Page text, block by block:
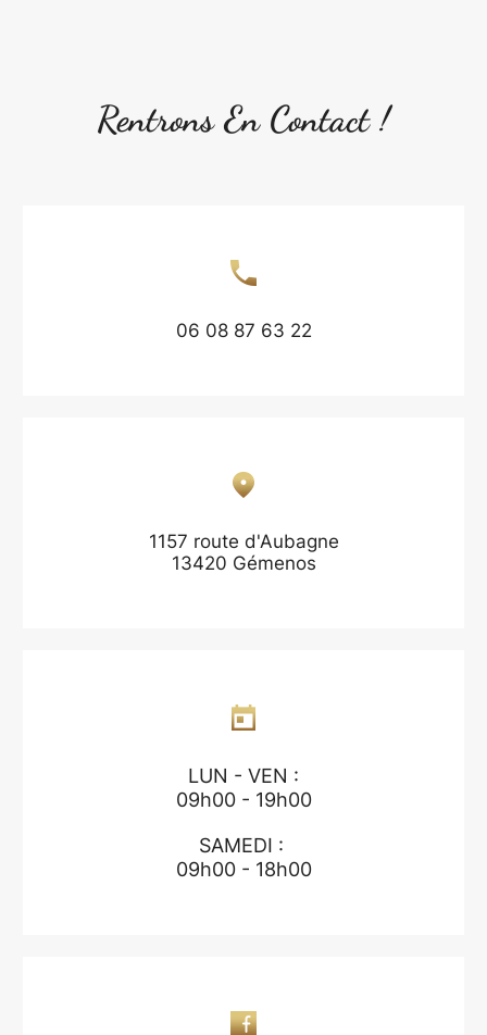
Rentrons En Contact !
06 08 87 63 22
1157 route d'Aubagne
13420 Gémenos
LUN - VEN :
09h00 - 19h00
SAMEDI :
09h00 - 18h00